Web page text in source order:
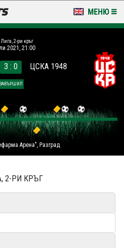
МЕНЮ
2-ри кръг
2021, 21:00
3 : 0
ЗАВЪРШИЛ
ЦСКА 1948
Арена", Разград
2-РИ КРЪГ